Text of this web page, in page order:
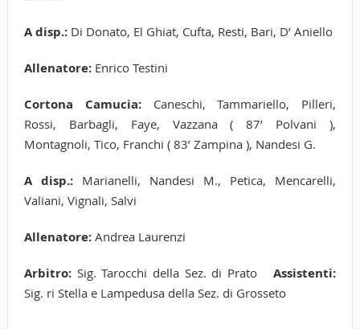
A disp.: Di Donato, El Ghiat, Cufta, Resti, Bari, D’ Aniello
Allenatore: Enrico Testini
Cortona Camucia: Caneschi, Tammariello, Pilleri,
Rossi, Barbagli, Faye, Vazzana ( 87’ Polvani ),
Montagnoli, Tico, Franchi ( 83’ Zampina ), Nandesi G.
A disp.: Marianelli, Nandesi M., Petica, Mencarelli,
Valiani, Vignali, Salvi
Allenatore: Andrea Laurenzi
Arbitro: Sig. Tarocchi della Sez. di PratoAssistenti:
Sig. ri Stella e Lampedusa della Sez. di Grosseto